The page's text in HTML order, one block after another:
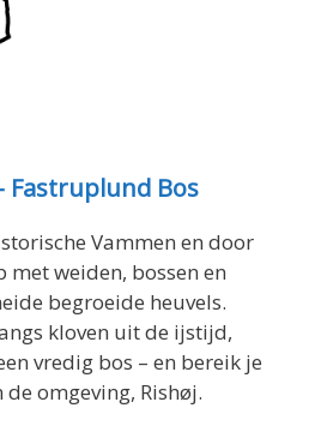
Fastruplund Bos
Vammen en door
met weiden, bossen en
begroeide heuvels.
kloven uit de ijstijd,
vredig bos – en bereik je
omgeving, Rishøj.